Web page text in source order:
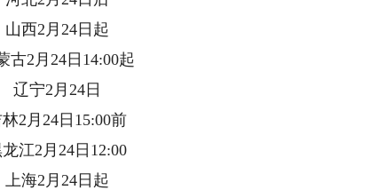
2月24日起
2月24日14:00起
宁2月24日
月24日15:00前
2月24日12:00
2月24日起